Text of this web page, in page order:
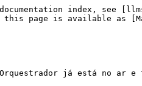
index, see
this page is available as
já está no ar e